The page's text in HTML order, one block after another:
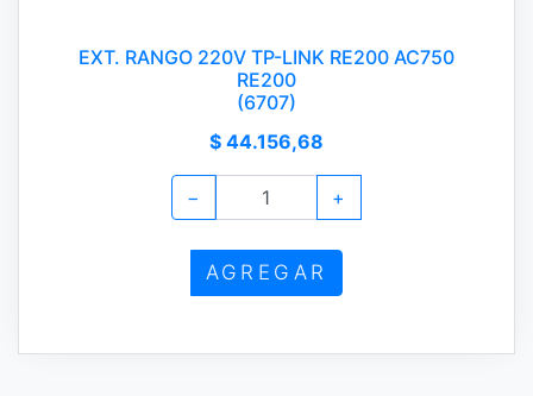
EXT. RANGO 220V TP-LINK RE200 AC750
RE200
(6707)
$ 44.156,68
− +
AGREGAR